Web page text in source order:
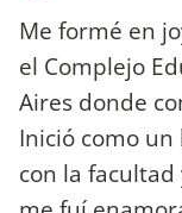
Me formé en
el Complejo
Aires donde
Inició como
con la